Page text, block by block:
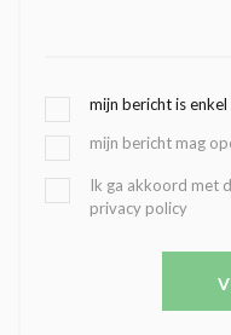
G
K
O
Z
mijn bericht is
mijn bericht mag
B
Ik ga akkoord met
privacy policy